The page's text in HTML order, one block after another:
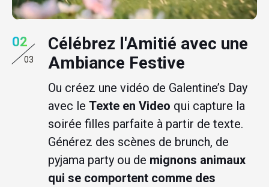
02
03
Célébrez l'Amitié avec une
Ambiance Festive
Ou créez une vidéo de Galentine’s Day
avec le Texte en Video qui capture la
soirée filles parfaite à partir de texte.
Générez des scènes de brunch, de
pyjama party ou de mignons animaux
qui se comportent comme des